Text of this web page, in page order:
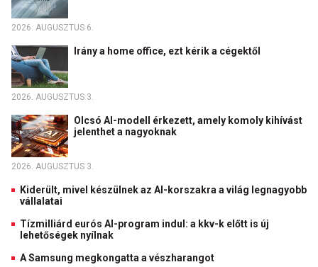
2026. AUGUSZTUS 6.
Irány a home office, ezt kérik a cégektől
2026. AUGUSZTUS 3.
Olcsó AI-modell érkezett, amely komoly kihívást
jelenthet a nagyoknak
2026. AUGUSZTUS 3.
Kiderült, mivel készülnek az AI-korszakra a világ legnagyobb
vállalatai
Tízmilliárd eurós AI-program indul: a kkv-k előtt is új
lehetőségek nyílnak
A Samsung megkongatta a vészharangot